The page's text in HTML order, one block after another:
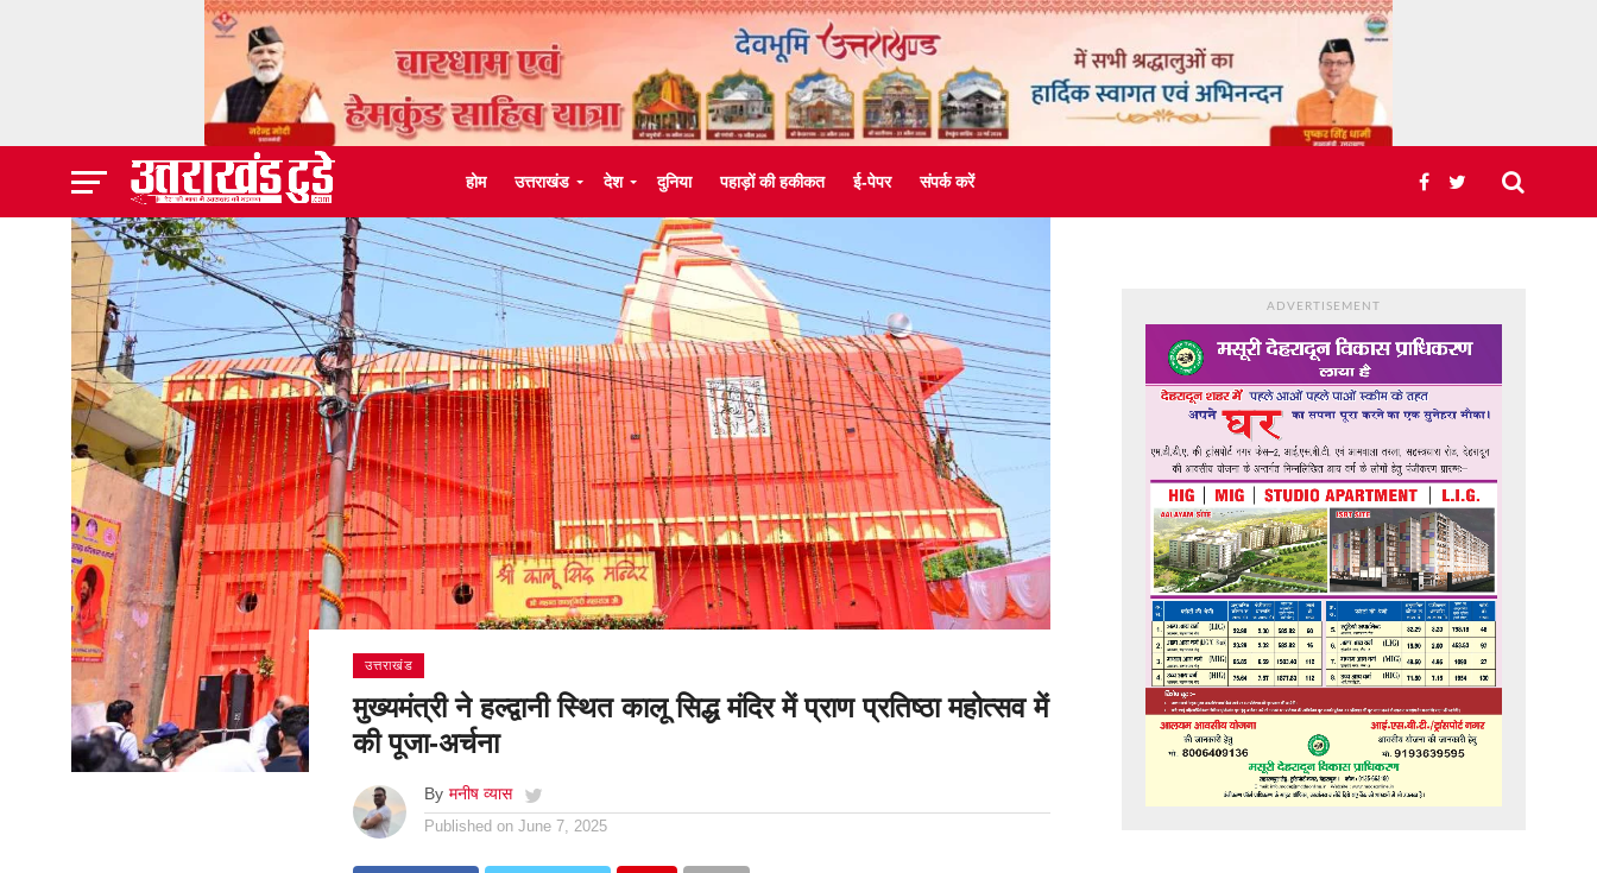
होम उत्तराखंड देश दुनिया पहाड़ों की हकीकत ई-पेपर संपर्क करें
उत्तराखंड
मुख्यमंत्री ने हल्द्वानी स्थित कालू सिद्ध मंदिर में प्राण प्रतिष्ठा महोत्सव में
की पूजा-अर्चना
By मनीष व्यास
Published on June 7, 2025
ADVERTISEMENT